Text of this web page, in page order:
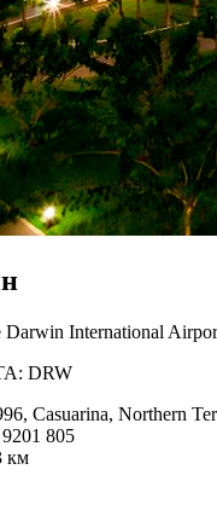
International
DRW
Casuarina, Northern
805
км